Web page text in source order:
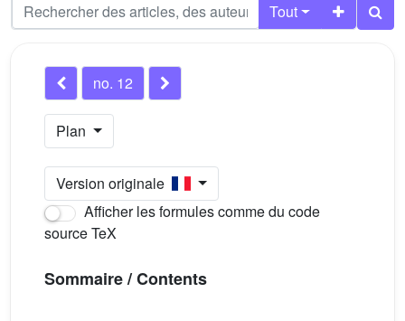
Tout
no. 12
Plan
Version originale
Afficher les formules comme du code
source TeX
Sommaire / Contents